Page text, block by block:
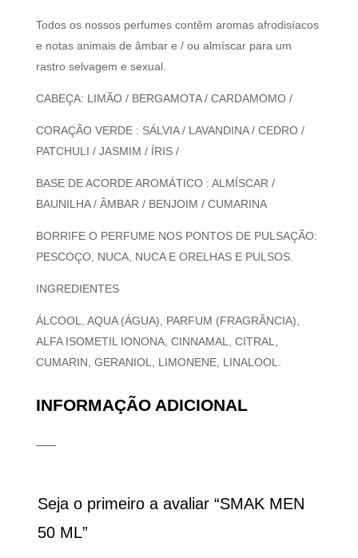
Todos os nossos perfumes contêm aromas afrodisíacos
e notas animais de âmbar e / ou almíscar para um
rastro selvagem e sexual.
CABEÇA: LIMÃO / BERGAMOTA / CARDAMOMO /
CORAÇÃO VERDE : SÁLVIA / LAVANDINA / CEDRO /
PATCHULI / JASMIM / ÍRIS /
BASE DE ACORDE AROMÁTICO : ALMÍSCAR /
BAUNILHA / ÂMBAR / BENJOIM / CUMARINA
BORRIFE O PERFUME NOS PONTOS DE PULSAÇÃO:
PESCOÇO, NUCA, NUCA E ORELHAS E PULSOS.
INGREDIENTES
ÁLCOOL, AQUA (ÁGUA), PARFUM (FRAGRÂNCIA),
ALFA ISOMETIL IONONA, CINNAMAL, CITRAL,
CUMARIN, GERANIOL, LIMONENE, LINALOOL.
INFORMAÇÃO ADICIONAL
Seja o primeiro a avaliar “SMAK MEN
50 ML”